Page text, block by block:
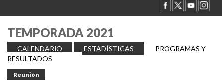
TEMPORADA 2021
CALENDARIO ESTADÍSTICAS
PROGRAMAS Y
RESULTADOS
Reunión